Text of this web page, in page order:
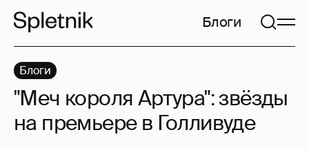
Блоги
Блоги
"Меч короля Артура": звёзды
на премьере в Голливуде